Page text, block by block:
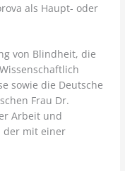
als Haupt- oder
von Blindheit, die
sowie die Deutsche
Frau Dr.
Arbeit und
der mit einer